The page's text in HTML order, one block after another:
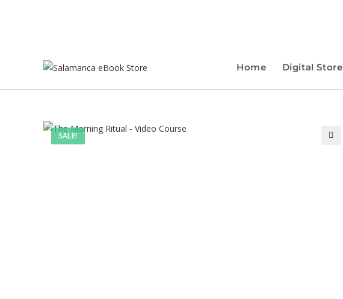
Home Digital Store
SALE!